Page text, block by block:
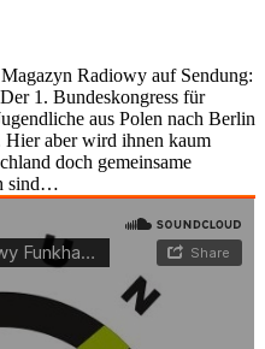
Radiowy auf Sendung:
1. Bundeskongress für
aus Polen nach Berlin
aber wird ihnen kaum
doch gemeinsame
sind…